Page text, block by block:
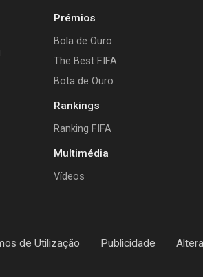
Prémios
Bola de Ouro
The Best FIFA
Bota de Ouro
Rankings
Ranking FIFA
Multimédia
Vídeos
de Utilização Publicidade